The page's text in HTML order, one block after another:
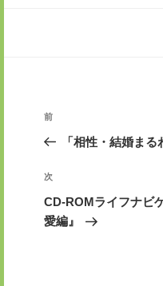
投
ナ
ビ
ゲ
ー
前
の
稿
前
「相性・結婚まる
次
の
投
次
CD-ROMライフナビ
愛編』